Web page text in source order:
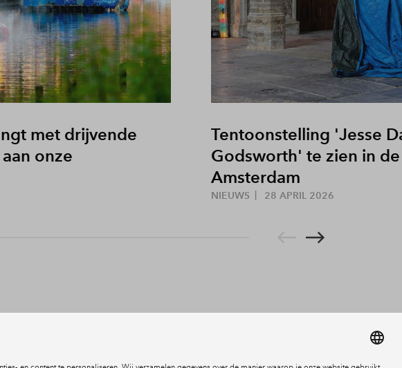
met drijvende
onze
Tentoonstelling 'Jesse
Godsworth' te zien in
Amsterdam
NIEUWS 28 APRIL 2026